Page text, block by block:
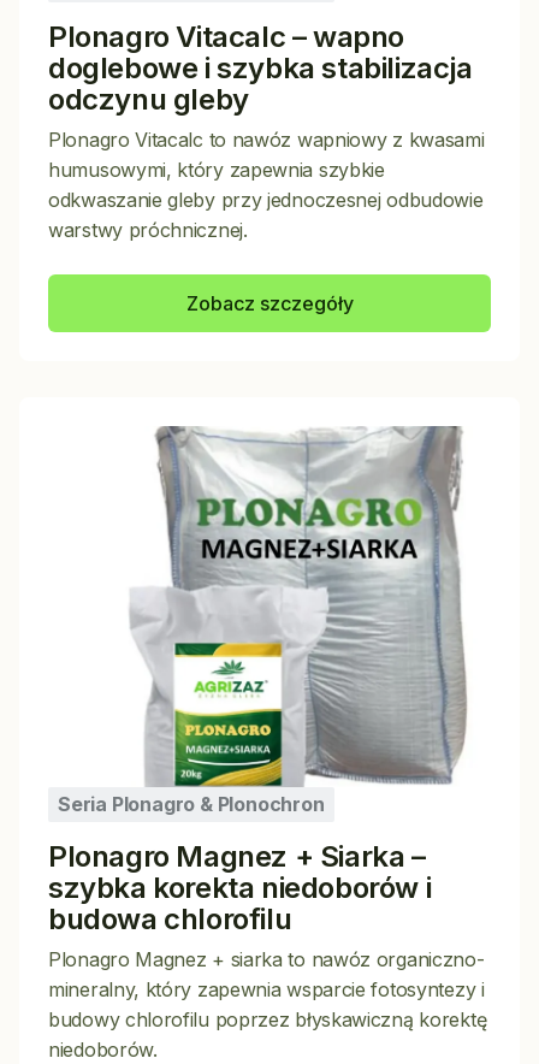
Plonagro Vitacalc – wapno
doglebowe i szybka stabilizacja
odczynu gleby
Plonagro Vitacalc to nawóz wapniowy z kwasami
humusowymi, który zapewnia szybkie
odkwaszanie gleby przy jednoczesnej odbudowie
warstwy próchnicznej.
Zobacz szczegóły
Seria Plonagro & Plonochron
Plonagro Magnez + Siarka –
szybka korekta niedoborów i
budowa chlorofilu
Plonagro Magnez + siarka to nawóz organiczno-
mineralny, który zapewnia wsparcie fotosyntezy i
budowy chlorofilu poprzez błyskawiczną korektę
niedoborów.